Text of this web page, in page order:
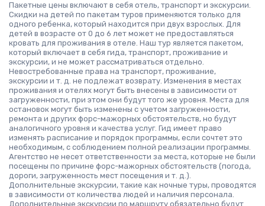
Пакетные цены включают в себя отель, транспорт и экскурсии.
Скидки на детей по пакетам туров применяются только для
одного ребенка, который находится при двух взрослых. Для
детей в возрасте от 0 до 6 лет может не предоставляться
кровать для проживания в отеле. Наш тур является пакетом,
который включает в себя гида, транспорт, проживание и
экскурсии, и не может рассматриваться отдельно.
Невостребованные права на транспорт, проживание,
экскурсии и т. д. не подлежат возврату. Изменения в местах
проживания и отелях могут быть внесены в зависимости от
загруженности, при этом они будут того же уровня. Места для
остановок могут быть изменены с учетом загруженности,
ремонта и других форс-мажорных обстоятельств, но будут
аналогичного уровня и качества услуг. Гид имеет право
изменять расписание и порядок программы, если сочтет это
необходимым, с соблюдением полной реализации программы.
Агентство не несет ответственности за места, которые не были
посещены по причине форс-мажорных обстоятельств (погода,
дороги, загруженность мест посещения и т. д.).
Дополнительные экскурсии, такие как ночные туры, проводятся
в зависимости от количества людей и наличия персонала.
Дополнительные экскурсии по маршруту обязательно будут